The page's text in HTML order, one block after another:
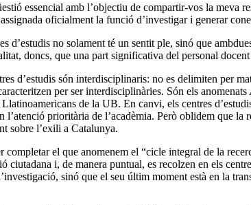
essencial amb l’objectiu de compartir-vos la meva
oficialment la funció d’investigar i generar
d’estudis no solament té un sentit ple, sinó que
doncs, que una part significativa del personal
d’estudis són interdisciplinaris: no es delimiten per
per ser interdisciplinàries. Són els anomenats
de la UB. En canvi, els centres
l’atenció prioritària de l’acadèmia. Però oblidem que
sobre l’exili a Catalunya.
el que anomenem el “cicle integral de la
i, de manera puntual, es recolzen en els
sinó que el seu últim moment està en la